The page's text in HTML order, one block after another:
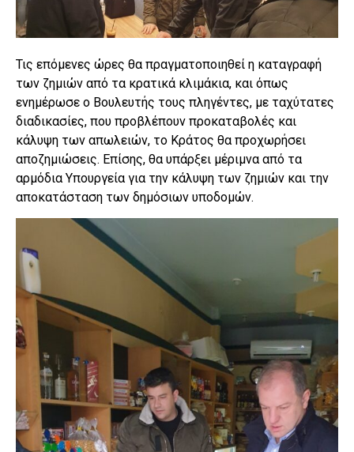
Τις επόμενες ώρες θα πραγματοποιηθεί η καταγραφή
των ζημιών από τα κρατικά κλιμάκια, και όπως
ενημέρωσε ο Βουλευτής τους πληγέντες, με ταχύτατες
διαδικασίες, που προβλέπουν προκαταβολές και
κάλυψη των απωλειών, το Κράτος θα προχωρήσει
αποζημιώσεις. Επίσης, θα υπάρξει μέριμνα από τα
αρμόδια Υπουργεία για την κάλυψη των ζημιών και την
αποκατάσταση των δημόσιων υποδομών.